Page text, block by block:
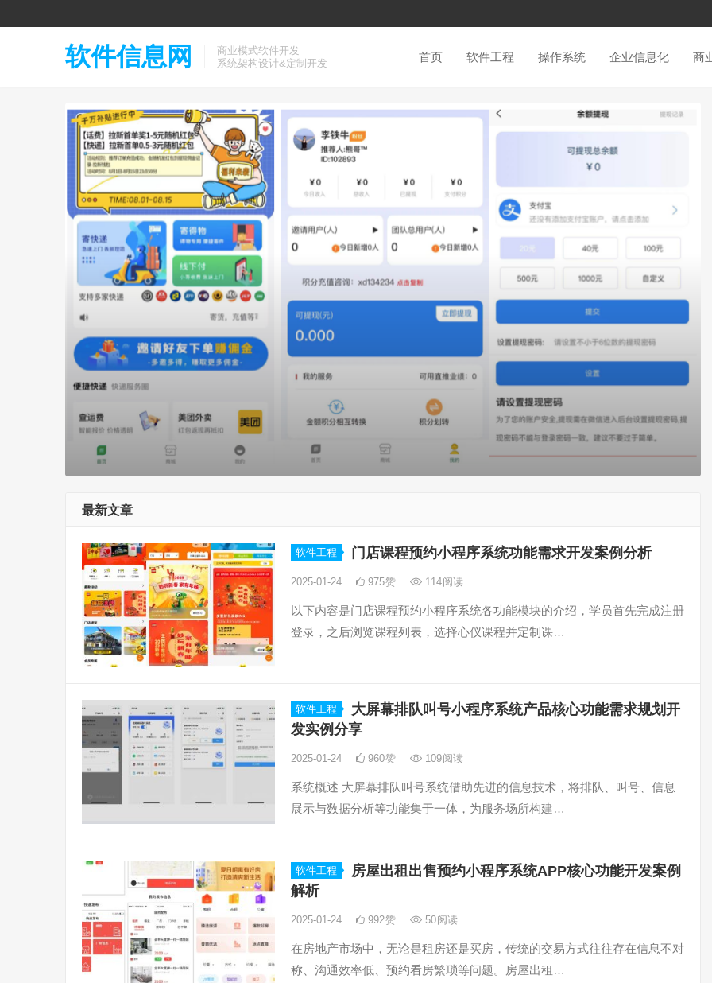
软件信息网
商业模式软件开发
系统架构设计&定制开发
首页 软件工程 操作系统 企业信息化 商
最新文章
软件工程 门店课程预约小程序系统功能需求开发案例分析
2025-01-24 975赞 114阅读
以下内容是门店课程预约小程序系统各功能模块的介绍，学员首先完成注册
登录，之后浏览课程列表，选择心仪课程并定制课…
软件工程
大屏幕排队叫号小程序系统产品核心功能需求规划开
发实例分享
2025-01-24 960赞 109阅读
系统概述 大屏幕排队叫号系统借助先进的信息技术，将排队、叫号、信息
展示与数据分析等功能集于一体，为服务场所构建…
软件工程
房屋出租出售预约小程序系统APP核心功能开发案例
解析
2025-01-24 992赞 50阅读
在房地产市场中，无论是租房还是买房，传统的交易方式往往存在信息不对
称、沟通效率低、预约看房繁琐等问题。房屋出租…